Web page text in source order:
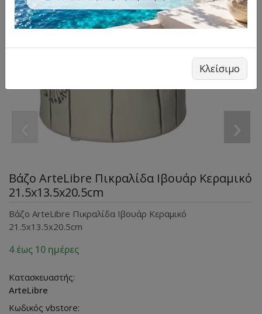
›
Βάζο ArteLibre Πικραλίδα Ιβουάρ Κεραμικό
21.5x13.5x20.5cm
Βάζο ArteLibre Πικραλίδα Ιβουάρ Κεραμικό
21.5x13.5x20.5cm
4 έως 10 ημέρες
Κατασκευαστής:
ArteLibre
Κωδικός vbstore:
Κλείσιμο